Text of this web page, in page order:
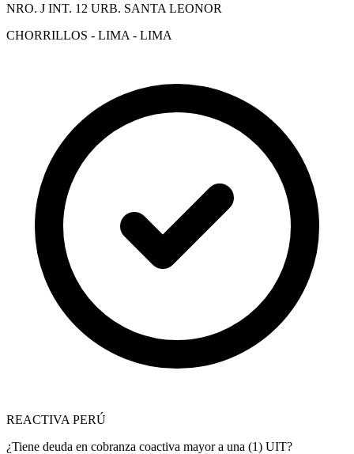
NRO. J INT. 12 URB. SANTA LEONOR
CHORRILLOS - LIMA - LIMA
REACTIVA PERÚ
¿Tiene deuda en cobranza coactiva mayor a una (1) UIT?